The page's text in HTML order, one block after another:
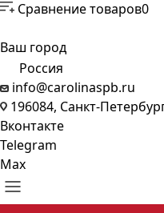
Сравнение товаров0
Ваш город
Россия
info@carolinaspb.ru
196084, Санкт-
Вконтакте
Telegram
Max